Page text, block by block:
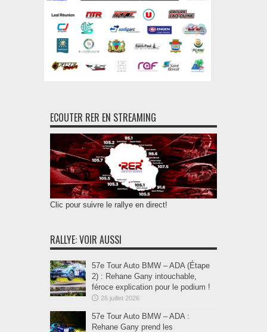
ECOUTER RER EN STREAMING
Clic pour suivre le rallye en direct!
RALLYE: VOIR AUSSI
57e Tour Auto BMW – ADA (Étape
2) : Rehane Gany intouchable,
féroce explication pour le podium !
26 juillet 2026
57e Tour Auto BMW – ADA :
Rehane Gany prend les